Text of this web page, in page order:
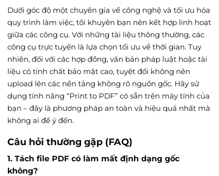
Dưới góc độ một chuyên gia về công nghệ và tối ưu hóa
quy trình làm việc, tôi khuyên bạn nên kết hợp linh hoạt
giữa các công cụ. Với những tài liệu thông thường, các
công cụ trực tuyến là lựa chọn tối ưu về thời gian. Tuy
nhiên, đối với các hợp đồng, văn bản pháp luật hoặc tài
liệu có tính chất bảo mật cao, tuyệt đối không nên
upload lên các nền tảng không rõ nguồn gốc. Hãy sử
dụng tính năng “Print to PDF” có sẵn trên máy tính của
bạn – đây là phương pháp an toàn và hiệu quả nhất mà
không ai để ý đến.
Câu hỏi thường gặp (FAQ)
1. Tách file PDF có làm mất định dạng gốc
không?